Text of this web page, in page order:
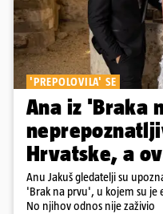
'PREPOLOVILA' SE
Ana iz 'Braka
Hrvatske, a
Anu Jakuš gledatelji su
'Brak na prvu', u kojem su je
No njihov odnos nije zaživio